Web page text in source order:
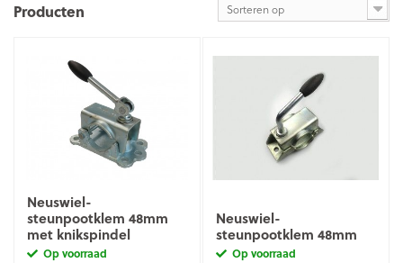
Producten Sorteren op
Neuswiel-
steunpootklem 48mm
met knikspindel
Op voorraad
Neuswiel-
steunpootklem 48mm
Op voorraad